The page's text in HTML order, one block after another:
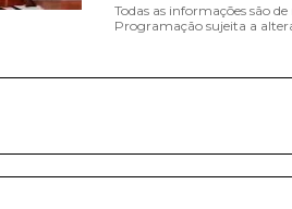
Todas as informações são
Programação sujeita a